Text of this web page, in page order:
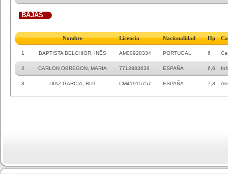
BAJAS
Nombre Licencia Nacionalidad Hp
1 BAPTISTA BELCHIOR, INÊS AM00928334 PORTUGAL 6
2 CARLON OBREGON, MARIA 7712883639 ESPAÑA 6,6
3 DIAZ GARCIA, RUT CM41915757 ESPAÑA 7,3